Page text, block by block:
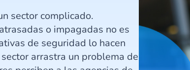
sector complicado.
o impagadas no es
de seguridad lo hacen
arrastra un problema de